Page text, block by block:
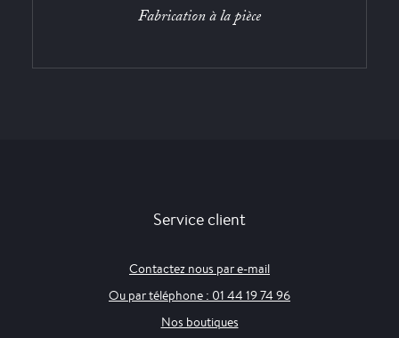
Fabrication à la pièce
Service client
Contactez nous par e-mail
Ou par téléphone : 01 44 19 74 96
Nos boutiques